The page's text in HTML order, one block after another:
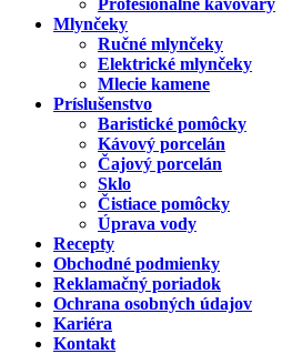
Profesionálne kávovary
Mlynčeky
Ručné mlynčeky
Elektrické mlynčeky
Mlecie kamene
Príslušenstvo
Baristické pomôcky
Kávový porcelán
Čajový porcelán
Sklo
Čistiace pomôcky
Úprava vody
Recepty
Obchodné podmienky
Reklamačný poriadok
Ochrana osobných údajov
Kariéra
Kontakt